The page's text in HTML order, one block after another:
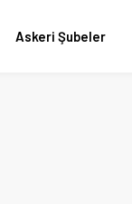
Askeri Şubeler